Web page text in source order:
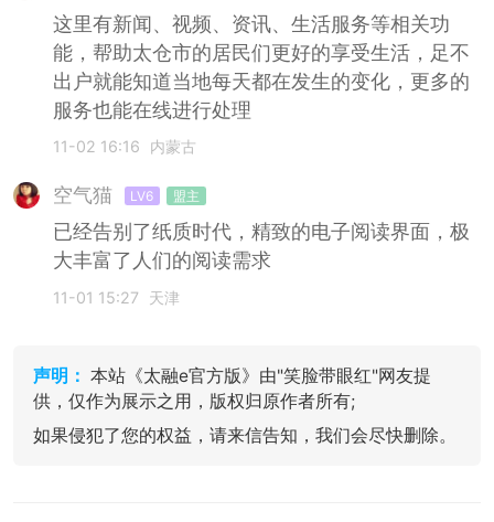
这里有新闻、视频、资讯、生活服务等相关功
能，帮助太仓市的居民们更好的享受生活，足不
出户就能知道当地每天都在发生的变化，更多的
服务也能在线进行处理
11-02 16:16 内蒙古
空气猫 LV6 盟主
已经告别了纸质时代，精致的电子阅读界面，极
大丰富了人们的阅读需求
11-01 15:27 天津
声明： 本站《太融e官方版》由"笑脸带眼红"网友提
供，仅作为展示之用，版权归原作者所有;
如果侵犯了您的权益，请来信告知，我们会尽快删除。